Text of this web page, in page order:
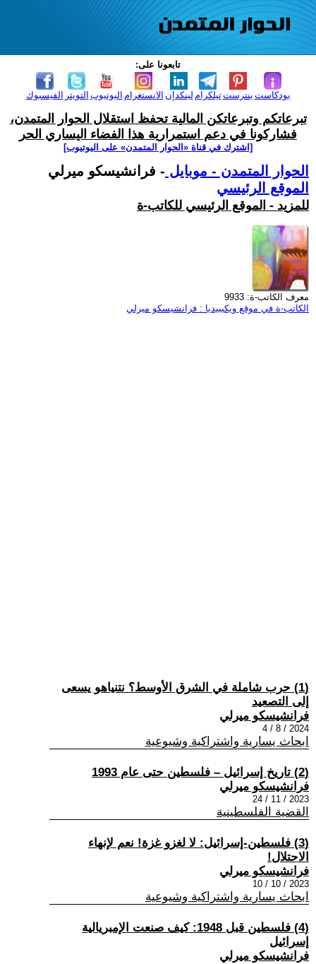
تابعونا على:
الفيسبوك التويتر اليوتيوب الانستغرام لينكدإن تيلكرامبنترست بودكاست
تبرعاتكم وتبرعاتكن المالية تحفظ استقلال الحوار المتمدن،
فشاركونا في دعم استمرارية هذا الفضاء اليساري الحر
[اشترك في قناة ‫«الحوار المتمدن» على اليوتيوب]
الحوار المتمدن - موبايل - فرانشيسكو ميرلي
الموقع الرئيسي
للمزيد - الموقع الرئيسي للكاتب-ة
معرف الكاتب-ة: 9933
الكاتب-ة في موقع ويكيبيديا : فرانشيسكو ميرلي
(1) حرب شاملة في الشرق الأوسط؟ نتنياهو يسعى
إلى التصعيد
فرانشيسكو ميرلي
2024 / 8 / 4
ابحاث يسارية واشتراكية وشيوعية
(2) تاريخ إسرائيل – فلسطين حتى عام 1993
فرانشيسكو ميرلي
2023 / 11 / 24
القضية الفلسطينية
(3) فلسطين-إسرائيل: لا لغزو غزة! نعم لإنهاء
الاحتلال!
فرانشيسكو ميرلي
2023 / 10 / 10
ابحاث يسارية واشتراكية وشيوعية
(4) فلسطين قبل 1948: كيف صنعت الإمبريالية
إسرائيل
فرانشيسكو ميرلي